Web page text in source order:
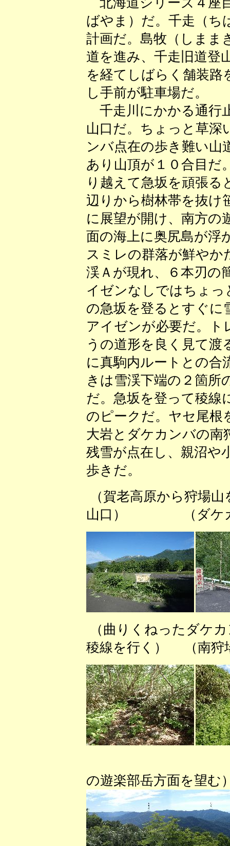
ばやま）だ。千走（ち
計画だ。島牧（しまま
道を進み、千走旧道登
を経てしばらく舗装路
し手前が駐車場だ。
千走川にかかる通行
山口だ。ちょっと草深
ンバ点在の歩き難い山
あり山頂が１０合目だ
り越えて急坂を頑張る
辺りから樹林帯を抜け
に展望が開け、南方の
面の海上に奥尻島が浮
スミレの群落が鮮やか
渓Ａが現れ、６本刃の
イゼンなしではちょ
の急坂を登るとすぐに
アイゼンが必要だ。ト
うの道形を良く見て渡
に真駒内ルートとの合
きは雪渓下端の２箇所
だ。急坂を登って稜線
のピークだ。ヤセ尾根
大岩とダケカンバの南
残雪が点在し、親沼や
歩きだ。
（賀老高原から狩
山口） （ダケカ
（曲りくねったダケ
稜線を行く） （南狩
の遊楽部岳方面を望む